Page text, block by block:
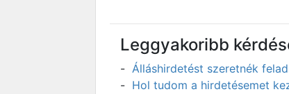
Leggyakoribb
Álláshirdetést szeretnék
Hol tudom a hirdetésemet